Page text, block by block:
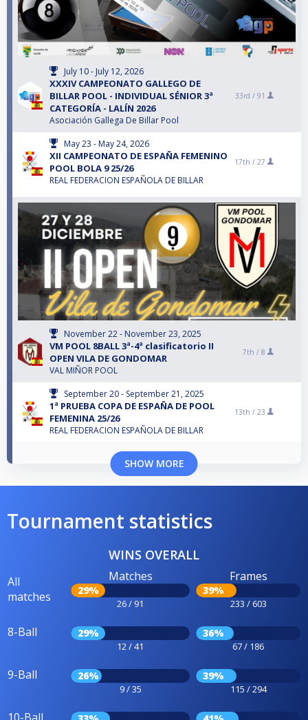
July 10 - July 12, 2026
XXXIV CAMPEONATO GALLEGO DE
BILLAR POOL - INDIVIDUAL SÉNIOR 3ª
CATEGORÍA - LALÍN 2026
Asociación Gallega De Billar Pool
33rd / 91
May 23 - May 24, 2026
XII CAMPEONATO DE ESPAÑA FEMENINO
POOL BOLA 9 25/26
REAL FEDERACION ESPAÑOLA DE BILLAR
17th / 27
November 22 - November 23, 2025
VM POOL 8BALL 3ª-4ª clasificatorio II
OPEN VILA DE GONDOMAR
VAL MIÑOR POOL
7th / 8
September 20 - September 21, 2025
1ª PRUEBA COPA DE ESPAÑA DE POOL
FEMENINA 25/26
REAL FEDERACION ESPAÑOLA DE BILLAR
13th / 23
SHOW MORE
Tournament statistics
WINS OVERALL
All
matches
Matches
29%
26 / 91
Frames
39%
233 / 603
8-Ball 29%
12 / 41
36%
67 / 186
9-Ball 26%
9 / 35
39%
115 / 294